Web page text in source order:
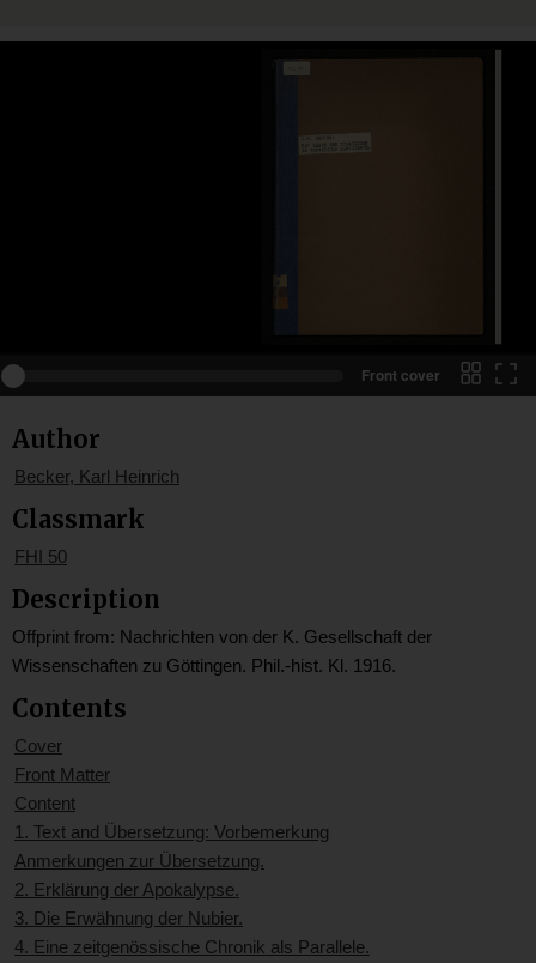
Front cover
Author
Becker, Karl Heinrich
Classmark
FHI 50
Description
Offprint from: Nachrichten von der K. Gesellschaft der
Wissenschaften zu Göttingen. Phil.-hist. Kl. 1916.
Contents
Cover
Front Matter
Content
1. Text and Übersetzung: Vorbemerkung
Anmerkungen zur Übersetzung.
2. Erklärung der Apokalypse.
3. Die Erwähnung der Nubier.
4. Eine zeitgenössische Chronik als Parallele.